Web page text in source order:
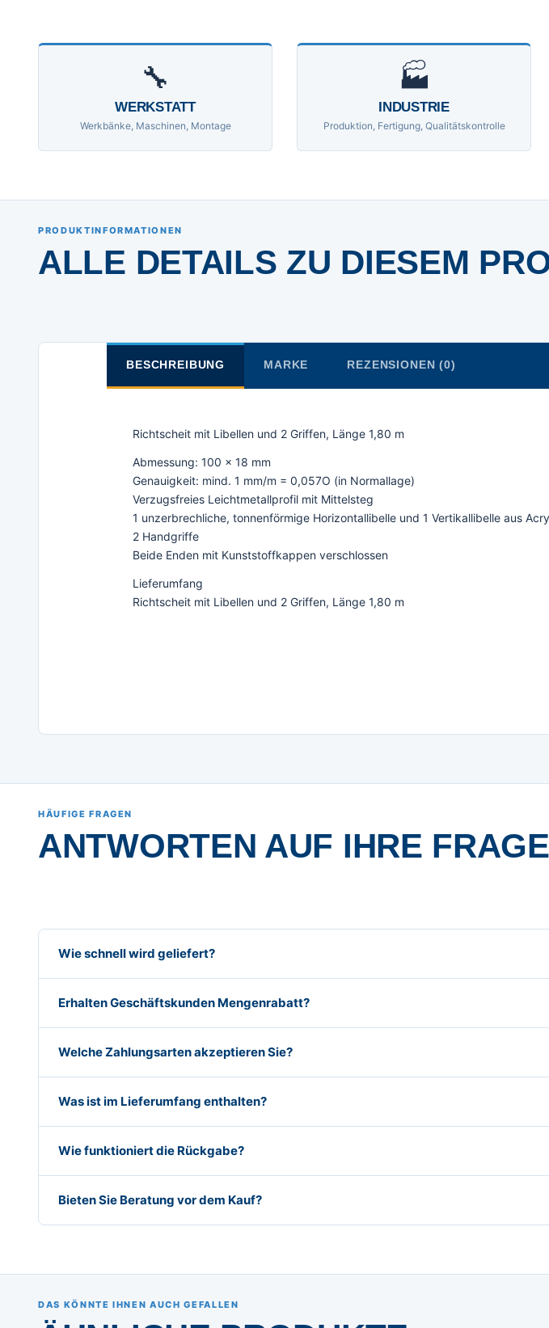
🔧
WERKSTATT
Werkbänke, Maschinen, Montage
🏭
INDUSTRIE
Produktion, Fertigung, Qualitätskontrolle
PRODUKTINFORMATIONEN
ALLE DETAILS ZU DIESEM
BESCHREIBUNG MARKE REZENSIONEN (0)
Richtscheit mit Libellen und 2 Griffen, Länge 1,80 m
Abmessung: 100 x 18 mm
Genauigkeit: mind. 1 mm/m = 0,057O (in Normallage)
Verzugsfreies Leichtmetallprofil mit Mittelsteg
1 unzerbrechliche, tonnenförmige Horizontallibelle und 1 Vertikallibelle aus
2 Handgriffe
Beide Enden mit Kunststoffkappen verschlossen
Lieferumfang
Richtscheit mit Libellen und 2 Griffen, Länge 1,80 m
HÄUFIGE FRAGEN
ANTWORTEN AUF IHRE
Wie schnell wird geliefert?
Erhalten Geschäftskunden Mengenrabatt?
Welche Zahlungsarten akzeptieren Sie?
Was ist im Lieferumfang enthalten?
Wie funktioniert die Rückgabe?
Bieten Sie Beratung vor dem Kauf?
DAS KÖNNTE IHNEN AUCH GEFALLEN